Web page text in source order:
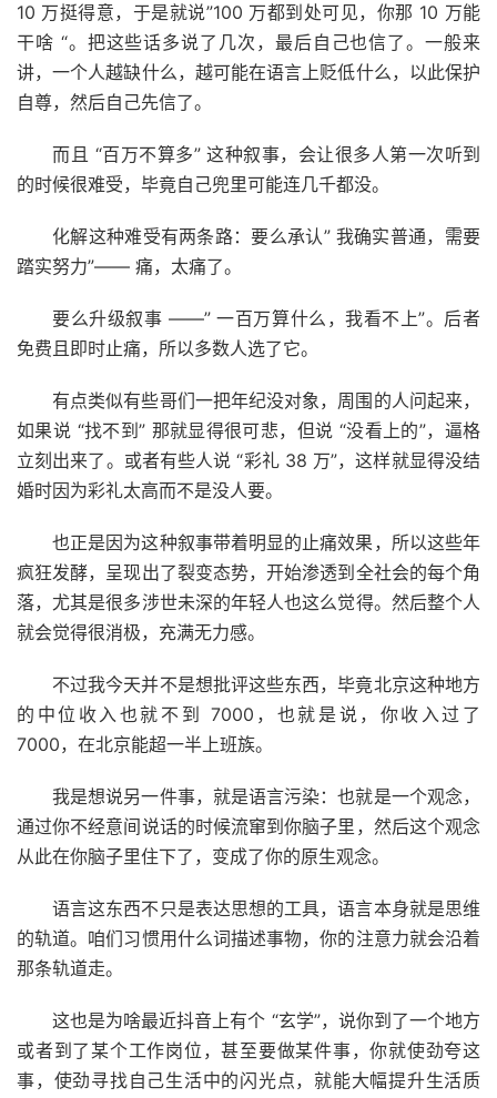
10 万挺得意，于是就说”100 万都到处可见，你那 10 万能
干啥 “。把这些话多说了几次，最后自己也信了。一般来
讲，一个人越缺什么，越可能在语言上贬低什么，以此保护
自尊，然后自己先信了。
而且 “百万不算多” 这种叙事，会让很多人第一次听到
的时候很难受，毕竟自己兜里可能连几千都没。
化解这种难受有两条路：要么承认” 我确实普通，需要
踏实努力”—— 痛，太痛了。
要么升级叙事 ——” 一百万算什么，我看不上”。后者
免费且即时止痛，所以多数人选了它。
有点类似有些哥们一把年纪没对象，周围的人问起来，
如果说 “找不到” 那就显得很可悲，但说 “没看上的”，逼格
立刻出来了。或者有些人说 “彩礼 38 万”，这样就显得没结
婚时因为彩礼太高而不是没人要。
也正是因为这种叙事带着明显的止痛效果，所以这些年
疯狂发酵，呈现出了裂变态势，开始渗透到全社会的每个角
落，尤其是很多涉世未深的年轻人也这么觉得。然后整个人
就会觉得很消极，充满无力感。
不过我今天并不是想批评这些东西，毕竟北京这种地方
的中位收入也就不到 7000，也就是说，你收入过了
7000，在北京能超一半上班族。
我是想说另一件事，就是语言污染：也就是一个观念，
通过你不经意间说话的时候流窜到你脑子里，然后这个观念
从此在你脑子里住下了，变成了你的原生观念。
语言这东西不只是表达思想的工具，语言本身就是思维
的轨道。咱们习惯用什么词描述事物，你的注意力就会沿着
那条轨道走。
这也是为啥最近抖音上有个 “玄学”，说你到了一个地方
或者到了某个工作岗位，甚至要做某件事，你就使劲夸这
事，使劲寻找自己生活中的闪光点，就能大幅提升生活质